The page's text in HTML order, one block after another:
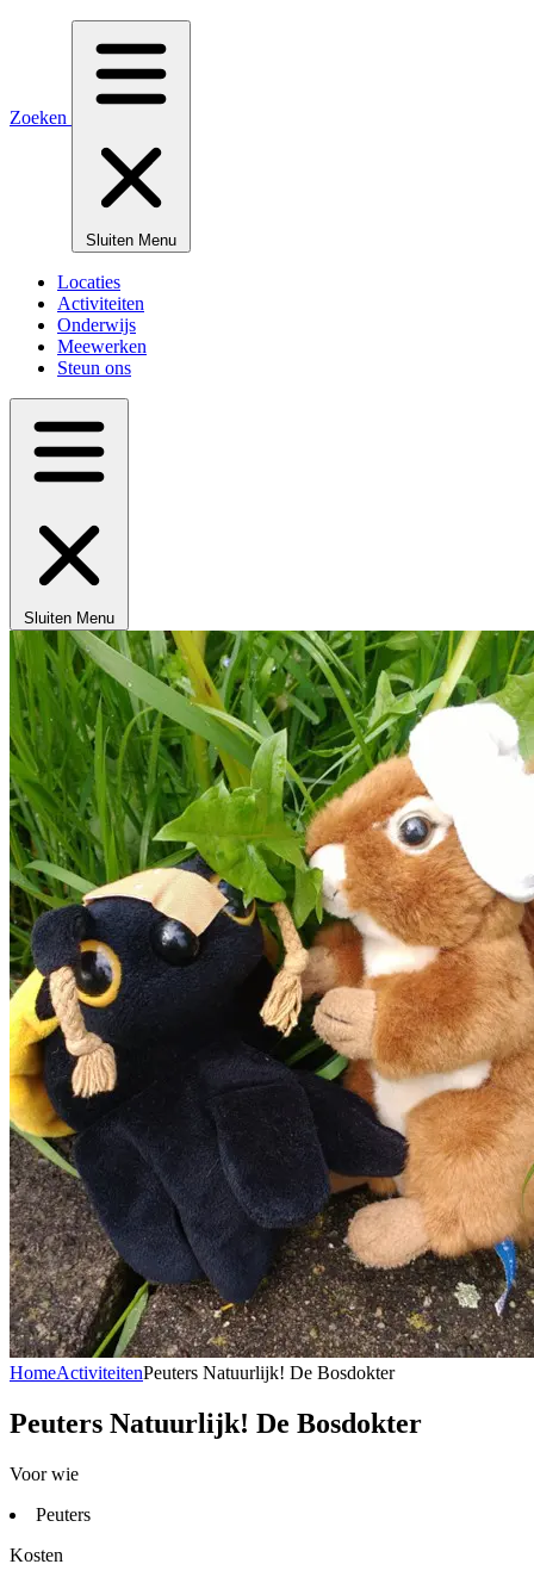
Zoeken
Sluiten Menu
Locaties
Activiteiten
Onderwijs
Meewerken
Steun ons
Sluiten Menu
HomeActiviteitenPeuters Natuurlijk! De Bosdokter
Peuters Natuurlijk! De Bosdokter
Voor wie
Peuters
Kosten